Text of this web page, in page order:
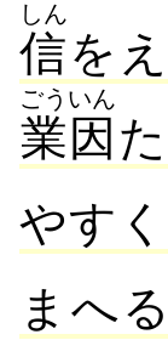
信
しん
を
業因
ごういん
やすく
まへ